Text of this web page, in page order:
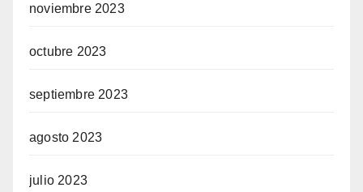
noviembre 2023
octubre 2023
septiembre 2023
agosto 2023
julio 2023